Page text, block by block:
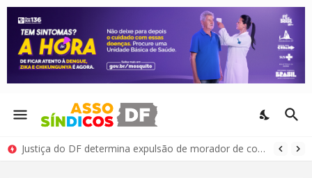
Justiça do DF determina expulsão de morador de condomínio por comportamento antissocial